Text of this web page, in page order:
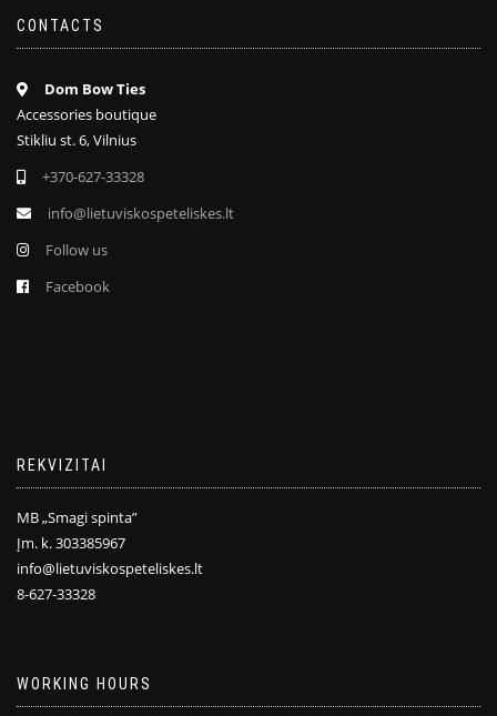
CONTACTS
Dom Bow Ties
Accessories boutique
Stikliu st. 6, Vilnius
+370-627-33328
info@lietuviskospeteliskes.lt
Follow us
Facebook
REKVIZITAI
MB „Smagi spinta”
Įm. k. 303385967
info@lietuviskospeteliskes.lt
8-627-33328
WORKING HOURS